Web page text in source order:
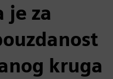
je za
kruga